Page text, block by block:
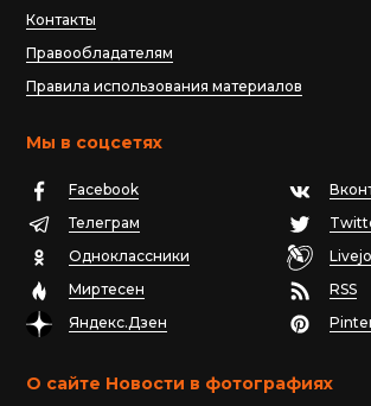
Контакты
Правообладателям
Правила использования материалов
Мы в соцсетях
Facebook
Телеграм
Одноклассники
Миртесен
RSS
Яндекс.Дзен
О сайте Новости в фотографиях